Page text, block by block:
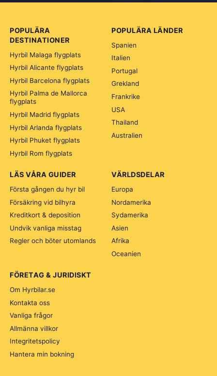
POPULÄRA
DESTINATIONER
Hyrbil Malaga flygplats
Hyrbil Alicante flygplats
Hyrbil Barcelona flygplats
Hyrbil Palma de Mallorca
flygplats
Hyrbil Madrid flygplats
Hyrbil Arlanda flygplats
Hyrbil Phuket flygplats
Hyrbil Rom flygplats
POPULÄRA LÄNDER
Spanien
Italien
Portugal
Grekland
Frankrike
USA
Thailand
Australien
VÄRLDSDELAR
Europa
Nordamerika
Sydamerika
Asien
Afrika
Oceanien
LÄS VÅRA GUIDER
Första gången du hyr bil
Försäkring vid bilhyra
Kreditkort & deposition
Undvik vanliga misstag
Regler och böter utomlands
FÖRETAG & JURIDISKT
Om Hyrbilar.se
Kontakta oss
Vanliga frågor
Allmänna villkor
Integritetspolicy
Hantera min bokning